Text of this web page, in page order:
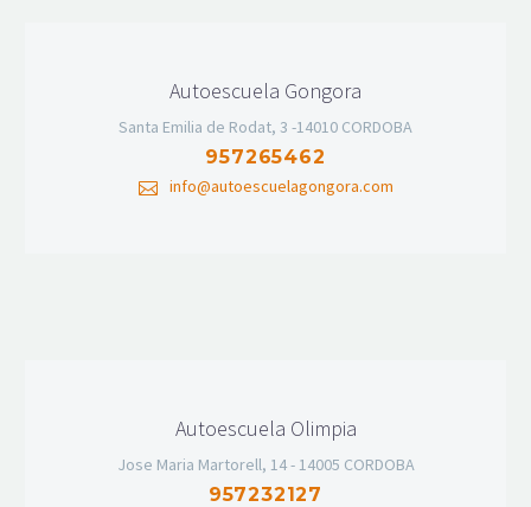
Autoescuela Gongora
Santa Emilia de Rodat, 3 -14010 CORDOBA
957265462
info@autoescuelagongora.com
Autoescuela Olimpia
Jose Maria Martorell, 14 - 14005 CORDOBA
957232127